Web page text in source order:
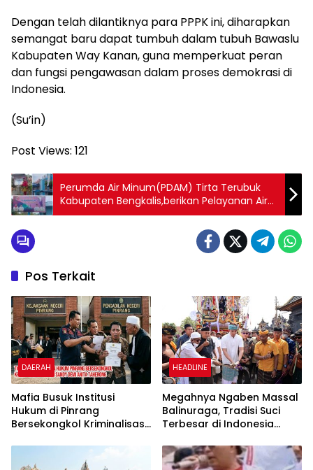
Dengan telah dilantiknya para PPPK ini, diharapkan
semangat baru dapat tumbuh dalam tubuh Bawaslu
Kabupaten Way Kanan, guna memperkuat peran
dan fungsi pengawasan dalam proses demokrasi di
Indonesia.
(Su’in)
Post Views: 121
Perumda Air Minum(PDAM) Tirta Terubuk
Kabupaten Bengkalis,berikan Pelayanan Air
Minum Geratis Untuk Masyarakat
Pos Terkait
DAERAH
Mafia Busuk Institusi
Hukum di Pinrang
Bersekongkol Kriminalisasi
HEADLINE
Megahnya Ngaben Massal
Balinuraga, Tradisi Suci
Terbesar di Indonesia
dan Merekatkan Ikatan
Keluarga